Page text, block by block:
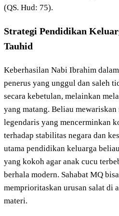
(QS. Hud: 75).
Strategi Pendidikan
Tauhid
Keberhasilan Nabi Ibrahim
penerus yang unggul dan saleh
secara kebetulan, melainkan
yang matang. Beliau
legendaris yang mencerminkan
terhadap stabilitas negara dan
utama pendidikan keluarga
yang kokoh agar anak cucu
berhala modern. Sahabat MQ
memprioritaskan urusan salat di
materi.